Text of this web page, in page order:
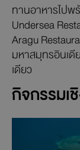
ทานอาหารไปพ
Undersea
Aragu
มหาสมุทรอินเดี
เดียว
กิจกรรมเ